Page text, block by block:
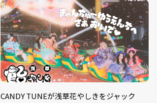
CANDY TUNEが浅草花やしきをジャック